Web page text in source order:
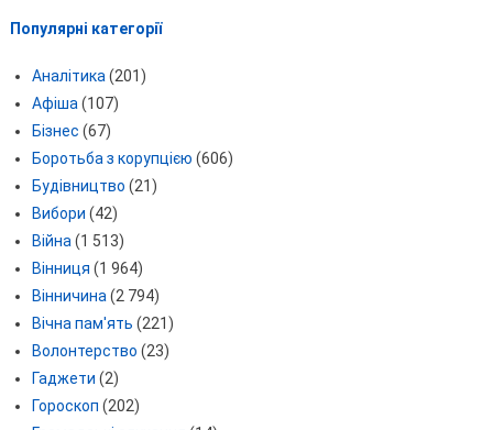
Популярні категорії
Аналітика(201)
Афіша(107)
Бізнес (67)
Боротьба з корупцією (606)
Будівництво (21)
Вибори (42)
Війна(1 513)
Вінниця (1 964)
Вінничина(2 794)
Вічна пам'ять (221)
Волонтерство (23)
Гаджети (2)
Гороскоп (202)